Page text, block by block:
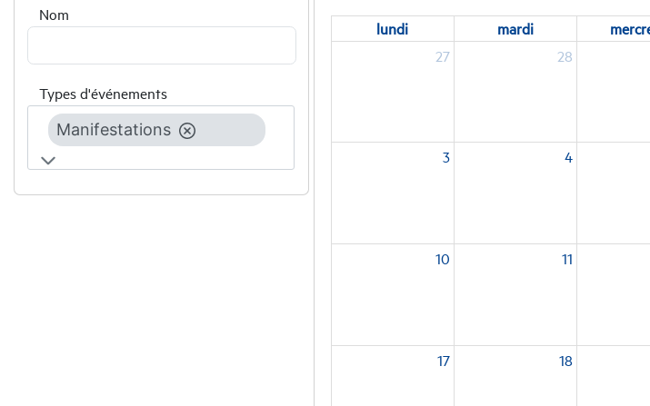
Nom
Types d'événements
Manifestations
lundi mardi
27
28
3 4
10 11
17 18